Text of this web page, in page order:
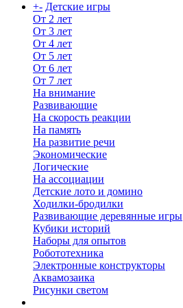
+- Детские игры
От 2 лет
От 3 лет
От 4 лет
От 5 лет
От 6 лет
От 7 лет
На внимание
Развивающие
На скорость реакции
На память
На развитие речи
Экономические
Логические
На ассоциации
Детские лото и домино
Ходилки-бродилки
Развивающие деревянные игры
Кубики историй
Наборы для опытов
Робототехника
Электронные конструкторы
Аквамозаика
Рисунки светом